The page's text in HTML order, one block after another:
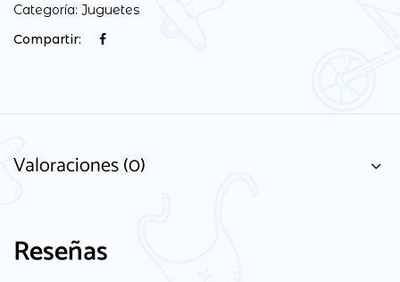
Categoría: Juguetes
Compartir:
Valoraciones (0)
Reseñas